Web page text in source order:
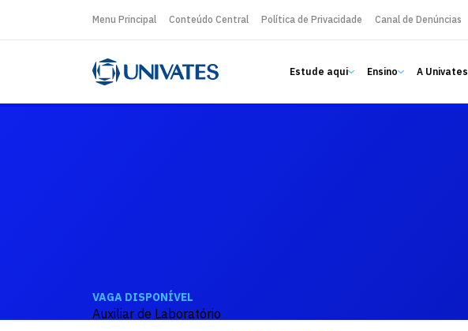
Menu Principal Conteúdo Central Política de Privacidade Canal de Denúncias
Estude aqui Ensino A Univates
VAGA DISPONÍVEL
Auxiliar de Laboratório